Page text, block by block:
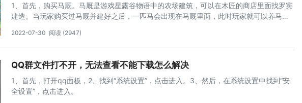
1、首先，购买马厩。马厩是游戏星露谷物语中的农场建筑，可以在木匠的商店里面找罗宾
建造。当玩家购买过马厩并建好之后，一匹马会出现在马厩里面，此时玩家就可以养马
2022-07-30 阅读 (2947)
QQ群文件打不开，无法查看不能下载怎么解决
1、首先，打开qq面板，2、找到“系统设置”，点击进入。3、然后，在系统设置中找到“安
全设置”，点击进入。